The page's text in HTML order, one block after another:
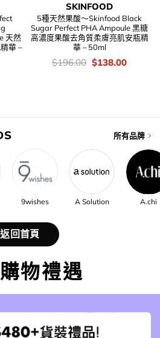
天然
華 –
SKINFOOD
5種天然果酸～Skinfood Black
Sugar Perfect PHA Ampoule 黑糖
高濃度果酸去角質柔膚亮肌安瓶精
華 – 50ml
價
錢：
$196.00 Original
price
$138.00Current
所有品牌
9wishes A Solution A.chi
返回首頁
物禮遇